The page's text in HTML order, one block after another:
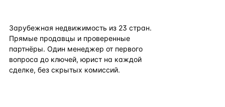
Зарубежная недвижимость из 23 стран.
Прямые продавцы и проверенные
партнёры. Один менеджер от первого
вопроса до ключей, юрист на каждой
сделке, без скрытых комиссий.